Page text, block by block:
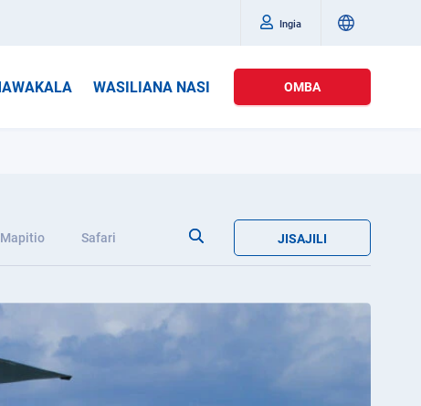
Ingia
WASILIANA NASI OMBA
Mapitio Safari JISAJILI